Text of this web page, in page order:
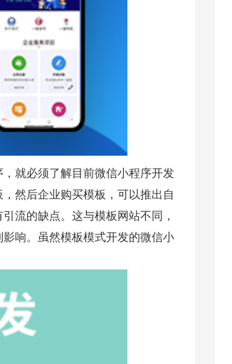
就必须了解目前微信小程序开发
然后企业购买模板，可以推出自
流的缺点。这与模板网站不同，
响。虽然模板模式开发的微信小